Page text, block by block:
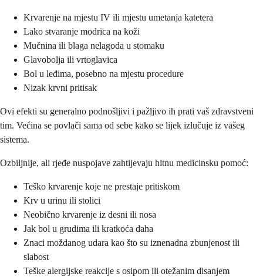
Krvarenje na mjestu IV ili mjestu umetanja katetera
Lako stvaranje modrica na koži
Mučnina ili blaga nelagoda u stomaku
Glavobolja ili vrtoglavica
Bol u leđima, posebno na mjestu procedure
Nizak krvni pritisak
Ovi efekti su generalno podnošljivi i pažljivo ih prati vaš zdravstveni
tim. Većina se povlači sama od sebe kako se lijek izlučuje iz vašeg
sistema.
Ozbiljnije, ali rjeđe nuspojave zahtijevaju hitnu medicinsku pomoć:
Teško krvarenje koje ne prestaje pritiskom
Krv u urinu ili stolici
Neobično krvarenje iz desni ili nosa
Jak bol u grudima ili kratkoća daha
Znaci moždanog udara kao što su iznenadna zbunjenost ili
slabost
Teške alergijske reakcije s osipom ili otežanim disanjem